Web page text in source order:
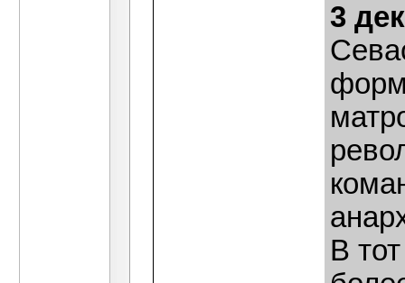
3
В